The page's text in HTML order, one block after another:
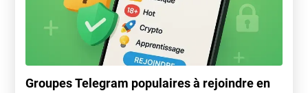
Groupes Telegram populaires à rejoindre en